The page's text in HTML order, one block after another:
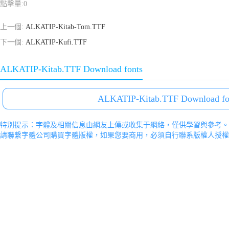
點擊量:0
上一個: ALKATIP-Kitab-Tom.TTF
下一個: ALKATIP-Kufi.TTF
ALKATIP-Kitab.TTF Download fonts
ALKATIP-Kitab.TTF Download
特別提示：字體及相關信息由網友上傳或收集于網絡，僅供學習與參考
請聯繫字體公司購買字體版權，如果您要商用，必須自行聯系版權人授